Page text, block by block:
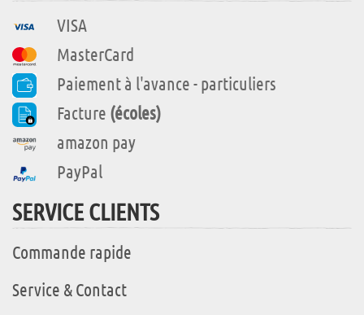
VISA
MasterCard
Paiement à l'avance - particuliers
Facture (écoles)
amazon pay
PayPal
SERVICE CLIENTS
Commande rapide
Service & Contact